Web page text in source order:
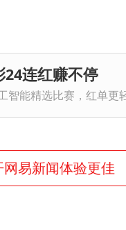
24连红赚不停
智能精选比赛，红单更
网易新闻体验更佳